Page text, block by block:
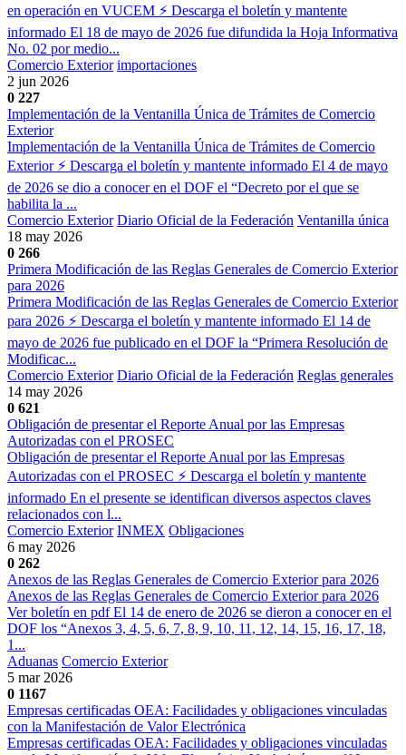
en operación en VUCEM ⚡ Descarga el boletín y mantente
informado El 18 de mayo de 2026 fue difundida la Hoja Informativa
No. 02 por medio...
Comercio Exterior importaciones
2 jun 2026
0 227
Implementación de la Ventanilla Única de Trámites de Comercio
Exterior
Implementación de la Ventanilla Única de Trámites de Comercio
Exterior ⚡ Descarga el boletín y mantente informado El 4 de mayo
de 2026 se dio a conocer en el DOF el “Decreto por el que se
habilita la ...
Comercio Exterior Diario Oficial de la Federación Ventanilla única
18 may 2026
0 266
Primera Modificación de las Reglas Generales de Comercio Exterior
para 2026
Primera Modificación de las Reglas Generales de Comercio Exterior
para 2026 ⚡ Descarga el boletín y mantente informado El 14 de
mayo de 2026 fue publicado en el DOF la “Primera Resolución de
Modificac...
Comercio Exterior Diario Oficial de la Federación Reglas generales
14 may 2026
0 621
Obligación de presentar el Reporte Anual por las Empresas
Autorizadas con el PROSEC
Obligación de presentar el Reporte Anual por las Empresas
Autorizadas con el PROSEC ⚡ Descarga el boletín y mantente
informado En el presente se identifican diversos aspectos claves
relacionados con l...
Comercio Exterior INMEX Obligaciones
6 may 2026
0 262
Anexos de las Reglas Generales de Comercio Exterior para 2026
Anexos de las Reglas Generales de Comercio Exterior para 2026
Ver boletín en pdf El 14 de enero de 2026 se dieron a conocer en el
DOF los “Anexos 3, 4, 5, 6, 7, 8, 9, 10, 11, 12, 14, 15, 16, 17, 18,
1...
Aduanas Comercio Exterior
5 mar 2026
0 1167
Empresas certificadas OEA: Facilidades y obligaciones vinculadas
con la Manifestación de Valor Electrónica
Empresas certificadas OEA: Facilidades y obligaciones vinculadas